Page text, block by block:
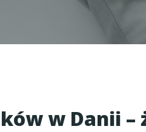
w Danii –